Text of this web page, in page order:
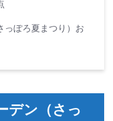
っぽろ夏まつり）お
デン（さっ